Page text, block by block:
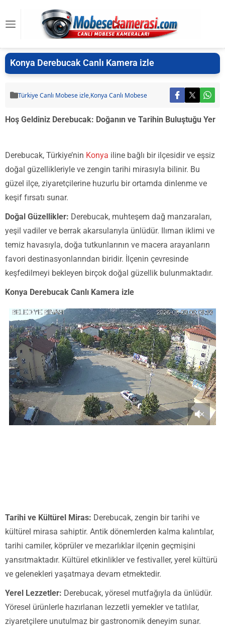
Konya Derebucak Canlı Kamera izle
Türkiye Canlı Mobese izle,Konya Canlı Mobese
Hoş Geldiniz Derebucak: Doğanın ve Tarihin Buluştuğu Yer
Derebucak, Türkiye’nin Konya iline bağlı bir ilçesidir ve eşsiz
doğal güzellikleriyle ve zengin tarihi mirasıyla bilinir. Bu
güzel ilçe, ziyaretçilerine huzurlu bir ortamda dinlenme ve
keşif fırsatı sunar.
Doğal Güzellikler: Derebucak, muhteşem dağ manzaraları,
yeşil vadiler ve berrak akarsularıyla ünlüdür. Ilıman iklimi ve
temiz havasıyla, doğa tutkunlarının ve macera arayanların
favori destinasyonlarından biridir. İlçenin çevresinde
keşfedilmeyi bekleyen birçok doğal güzellik bulunmaktadır.
Konya Derebucak Canlı Kamera izle
Tarihi ve Kültürel Miras: Derebucak, zengin bir tarihi ve
kültürel mirasa sahiptir. Antik dönemlerden kalma kalıntılar,
tarihi camiler, köprüler ve mezarlıklar ilçenin geçmişini
yansıtmaktadır. Kültürel etkinlikler ve festivaller, yerel kültürü
ve gelenekleri yaşatmaya devam etmektedir.
Yerel Lezzetler: Derebucak, yöresel mutfağıyla da ünlüdür.
Yöresel ürünlerle hazırlanan lezzetli yemekler ve tatlılar,
ziyaretçilere unutulmaz bir gastronomik deneyim sunar.